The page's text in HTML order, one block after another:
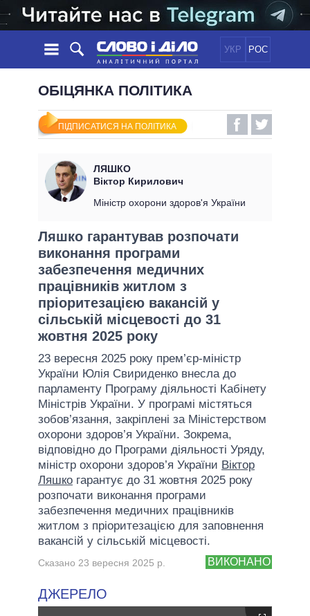
УКР РОС
НОВИНИ
СТРІЧКА
ПОДІЇ
СТАТТІ
ДУМКИ
ОГЛЯДИ
ПОЛІТИКА
ЕКОНОМІКА
СВІТ
ОБIЦЯНКИ
УСІ ПОЛІТИКИ
ПРЕЗИДЕНТ І ОФІС
КАБІНЕТ МІНІСТРІВ
ГОЛОВИ ОБЛАДМІНІСТРАЦІЙ
МЕРИ МІСТ
ВСІ ПЕРСОНИ
ІНФОГРАФІКА
ВІДЕО
ПІДТРИМАТИ
ПОРІВНЯННЯ ПОЛІТИКІВ
ОБІЦЯНКА ПОЛІТИКА
ПІДПИСАТИСЯ НА ПОЛІТИКА
ЛЯШКО
Віктор Кирилович
Міністр охорони здоров'я України
Ляшко гарантував розпочати
виконання програми
забезпечення медичних
працівників житлом з
пріоритезацією вакансій у
сільській місцевості до 31
жовтня 2025 року
23 вересня 2025 року прем’єр-міністр
України Юлія Свириденко внесла до
парламенту Програму діяльності Кабінету
Міністрів України. У програмі містяться
зобов’язання, закріплені за Міністерством
охорони здоров’я України. Зокрема,
відповідно до Програми діяльності Уряду,
міністр охорони здоров’я України Віктор
Ляшко гарантує до 31 жовтня 2025 року
розпочати виконання програми
забезпечення медичних працівників
житлом з пріоритезацією для заповнення
вакансій у сільській місцевості.
ВИКОНАНО
Сказано 23 вересня 2025 р.
ДЖЕРЕЛО